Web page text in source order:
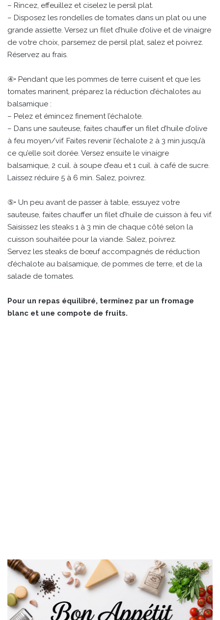
– Rincez, effeuillez et ciselez le persil plat.
– Disposez les rondelles de tomates dans un plat ou une
grande assiette. Versez un filet d’huile d’olive et de vinaigre
de votre choix, parsemez de persil plat, salez et poivrez.
Réservez au frais.
④• Pendant que les pommes de terre cuisent et que les
tomates marinent, préparez la réduction d’échalotes au
balsamique :
– Pelez et émincez finement l’échalote.
– Dans une sauteuse, faites chauffer un filet d’huile d’olive
à feu moyen/vif. Faites revenir l’échalote 2 à 3 min jusqu’à
ce qu’elle soit dorée. Versez ensuite le vinaigre
balsamique, 2 cuil. à soupe d’eau et 1 cuil. à café de sucre.
Laissez réduire 5 à 6 min. Salez, poivrez.
⑤• Un peu avant de passer à table, essuyez votre
sauteuse, faites chauffer un filet d’huile de cuisson à feu vif.
Saisissez les steaks 1 à 3 min de chaque côté selon la
cuisson souhaitée pour la viande. Salez, poivrez.
Servez les steaks de bœuf accompagnés de réduction
d’échalote au balsamique, de pommes de terre, et de la
salade de tomates.
Pour un repas équilibré, terminez par un fromage
blanc et une compote de fruits.